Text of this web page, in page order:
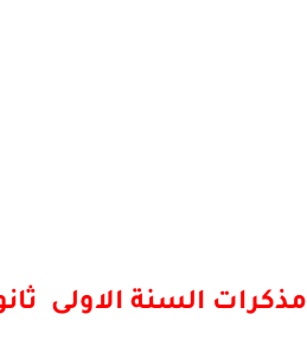
مذكرات السنة الاولى